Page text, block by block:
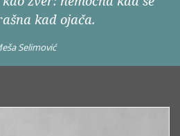
kad ojača.
Selimović